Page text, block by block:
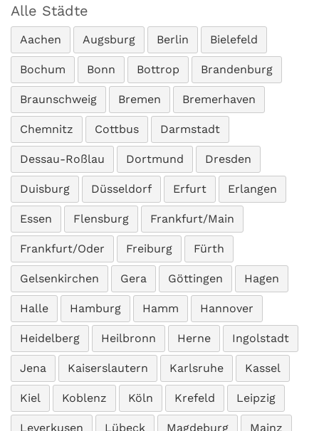
Alle Städte
Aachen Augsburg Berlin Bielefeld
Bochum Bonn Bottrop Brandenburg
Braunschweig Bremen Bremerhaven
Chemnitz Cottbus Darmstadt
Dessau-Roßlau Dortmund Dresden
Duisburg Düsseldorf Erfurt Erlangen
Essen Flensburg Frankfurt/Main
Frankfurt/Oder Freiburg Fürth
Gelsenkirchen Gera Göttingen Hagen
Halle Hamburg Hamm Hannover
Heidelberg Heilbronn Herne Ingolstadt
Jena Kaiserslautern Karlsruhe Kassel
Kiel Koblenz Köln Krefeld Leipzig
Leverkusen Lübeck Magdeburg Mainz